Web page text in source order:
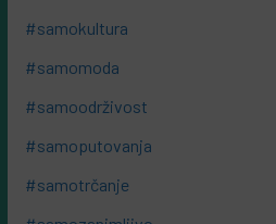
#samokultura
#samomoda
#samoodrživost
#samoputovanja
#samotrčanje